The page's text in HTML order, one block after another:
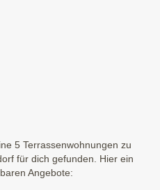
5 Terrassenwohnungen zu
für dich gefunden. Hier ein
Angebote: